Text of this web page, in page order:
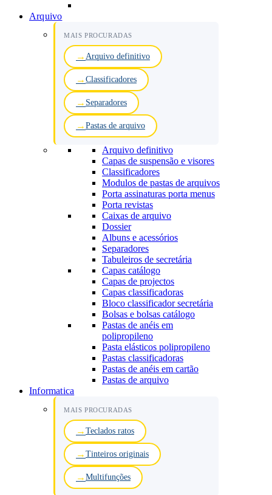
Arquivo
MAIS PROCURADAS
Arquivo definitivo
Classificadores
Separadores
Pastas de arquivo
Arquivo definitivo
Capas de suspensão e visores
Classificadores
Modulos de pastas de arquivos
Porta assinaturas porta menus
Porta revistas
Caixas de arquivo
Dossier
Albuns e acessórios
Separadores
Tabuleiros de secretária
Capas catálogo
Capas de projectos
Capas classificadoras
Bloco classificador secretária
Bolsas e bolsas catálogo
Pastas de anéis em
polipropileno
Pasta elásticos polipropileno
Pastas classificadoras
Pastas de anéis em cartão
Pastas de arquivo
Informatica
MAIS PROCURADAS
Teclados ratos
Tinteiros originais
Multifunções